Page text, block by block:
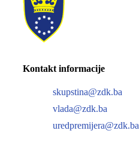
Kontakt informacije
skupstina@zdk.ba
vlada@zdk.ba
uredpremijera@zdk.ba